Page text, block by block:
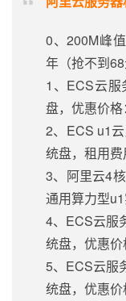
0、200M峰
年（抢不到68
1、ECS云服
盘，优惠价格
2、ECS u1
统盘，租用费
3、阿里云4
通用算力型u1
4、ECS云服
统盘，优惠价
5、ECS云服
统盘，优惠价